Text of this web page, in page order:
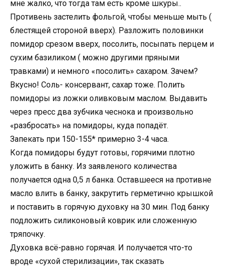
мне жалко, что тогда там есть кроме шкуры..
Противень застелить фольгой, чтобы меньше мыть (
блестящей стороной вверх). Разложить половинки
помидор срезом вверх, посолить, посыпать перцем и
сухим базиликом ( можно другими пряными
травками) и немного «посолить» сахаром. Зачем?
Вкусно! Соль- консервант, сахар тоже. Полить
помидоры из ложки оливковым маслом. Выдавить
через пресс два зубчика чеснока и произвольно
«разбросать» на помидоры, куда попадёт.
Запекать при 150-155* примерно 3-4 часа.
Когда помидоры будут готовы, горячими плотно
уложить в банку. Из заявленого количества
получается одна 0,5 л банка. Оставшееся на противне
масло влить в банку, закрутить герметично крышкой
и поставить в горячую духовку на 30 мин. Под банку
подложить силиконовый коврик или сложенную
тряпочку.
Духовка всё-равно горячая. И получается что-то
вроде «сухой стерилизации», так сказать